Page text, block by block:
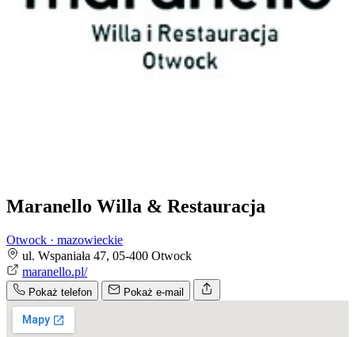
Maranello Willa & Restauracja
Otwock · mazowieckie
ul. Wspaniała 47, 05-400 Otwock
maranello.pl/
Pokaż telefon Pokaż e-mail